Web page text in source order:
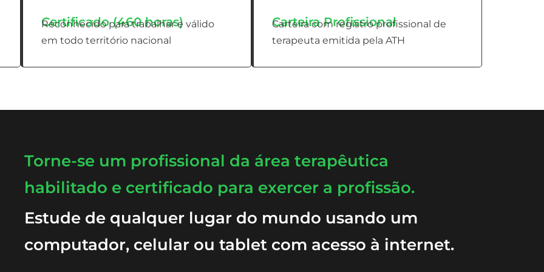
Certificado (460 horas)
Reconhecido para trabalhar e válido
em todo território nacional
Carteira Profissional
Carteira com registro profissional de
terapeuta emitida pela ATH
Torne-se um profissional da área terapêutica
habilitado e certificado para exercer a profissão.
Estude de qualquer lugar do mundo usando um
computador, celular ou tablet com acesso à internet.